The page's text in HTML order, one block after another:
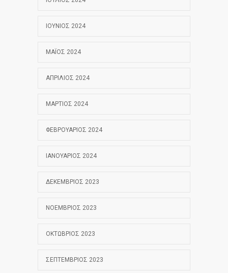
ΙΟΎΝΙΟΣ 2024
ΜΆΙΟΣ 2024
ΑΠΡΊΛΙΟΣ 2024
ΜΆΡΤΙΟΣ 2024
ΦΕΒΡΟΥΆΡΙΟΣ 2024
ΙΑΝΟΥΆΡΙΟΣ 2024
ΔΕΚΈΜΒΡΙΟΣ 2023
ΝΟΈΜΒΡΙΟΣ 2023
ΟΚΤΏΒΡΙΟΣ 2023
ΣΕΠΤΈΜΒΡΙΟΣ 2023